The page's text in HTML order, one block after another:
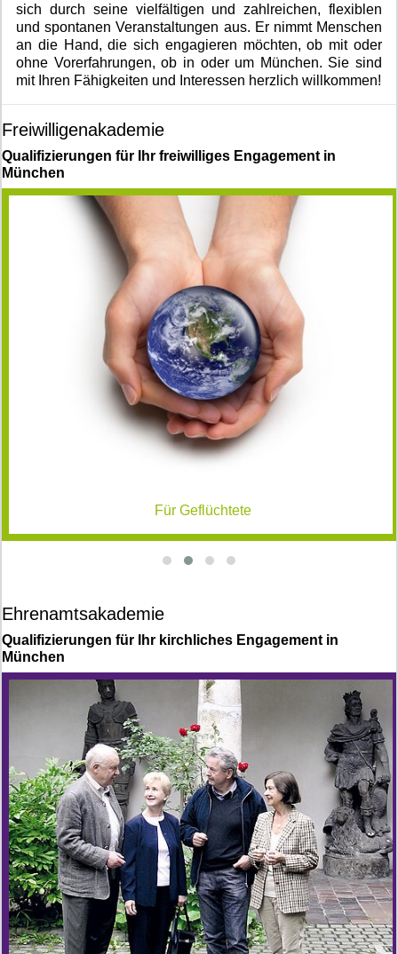
sich durch seine vielfältigen und zahlreichen, flexiblen
und spontanen Veranstaltungen aus. Er nimmt Menschen
an die Hand, die sich engagieren möchten, ob mit oder
ohne Vorerfahrungen, ob in oder um München. Sie sind
mit Ihren Fähigkeiten und Interessen herzlich willkommen!
Freiwilligenakademie
Qualifizierungen für Ihr freiwilliges Engagement in
München
Für Geflüchtete
Ehrenamtsakademie
Qualifizierungen für Ihr kirchliches Engagement in
München